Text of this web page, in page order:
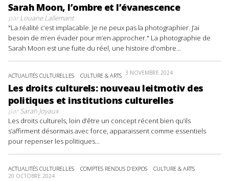
Sarah Moon, l’ombre et l’évanescence
parLouane Lallemant
"La réalité c’est implacable. Je ne peux pas la photographier. J’ai
besoin de m’en évader pour m’en approcher." La photographie de
Sarah Moon est une fuite du réel, une histoire d'ombre...
ACTUALITÉS CULTURELLES CULTURE & ARTS 3 NOVEMBRE 2024
Les droits culturels: nouveau leitmotiv des
politiques et institutions culturelles
parSarah Joyaux
Les droits culturels, loin d’être un concept récent bien qu’ils
s’affirment désormais avec force, apparaissent comme essentiels
pour repenser les politiques...
ACTUALITÉS CULTURELLES COMPTES RENDUS D'EXPOS CULTURE & ARTS
20 OCTOBRE 2024